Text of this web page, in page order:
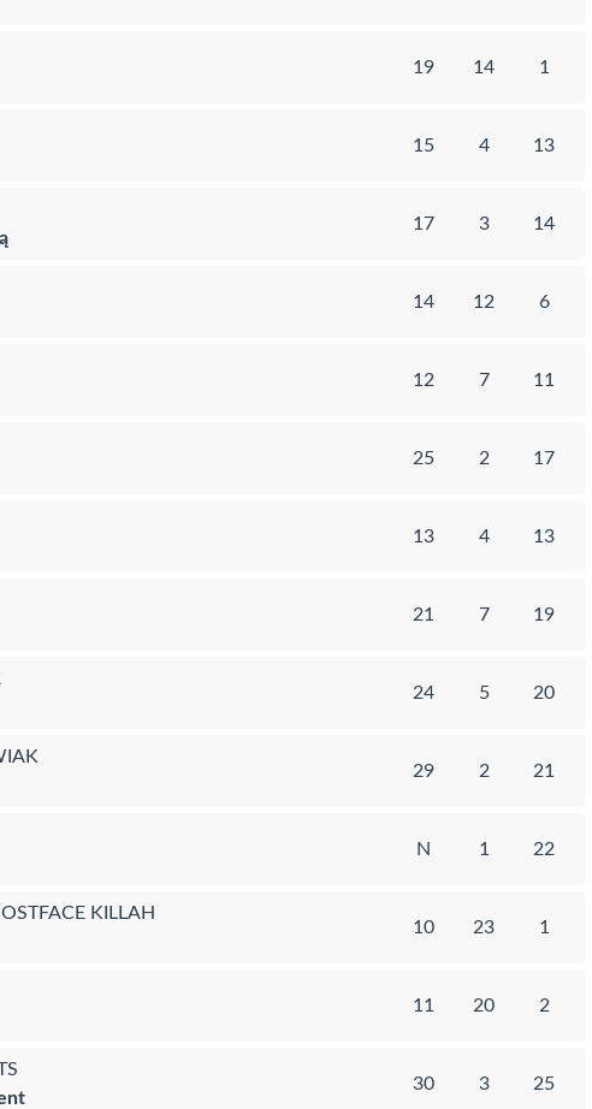
19 14 1
15 4 13
17 3 14
14 12 6
12 7 11
25 2 17
13 4 13
21 7 19
24 5 20
29 2 21
N 1 22
KILLAH
10 23 1
11 20 2
30 3 25